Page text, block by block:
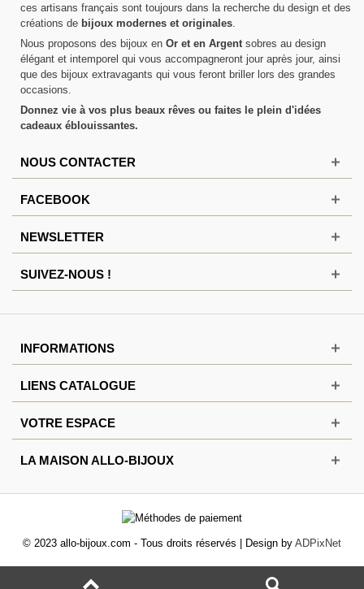
ces artisans français sont toujours dans la recherche du design et des
créations de bijoux modernes et originales.
Nous proposons des bijoux en Or et en Argentsobres au design
élégant et intemporel qui vous accompagneront jour après jour, ainsi
que des bijoux extravagants qui vous feront briller lors des grandes
occasions.
Donnez vie à vos plus beaux rêves ou faites le plein d'idées
cadeaux éblouissantes.
NOUS CONTACTER
FACEBOOK
NEWSLETTER
SUIVEZ-NOUS !
INFORMATIONS
LIENS CATALOGUE
VOTRE ESPACE
LA MAISON ALLO-BIJOUX
© 2023 allo-bijoux.com - Tous droits réservés | Design by ADPixNet